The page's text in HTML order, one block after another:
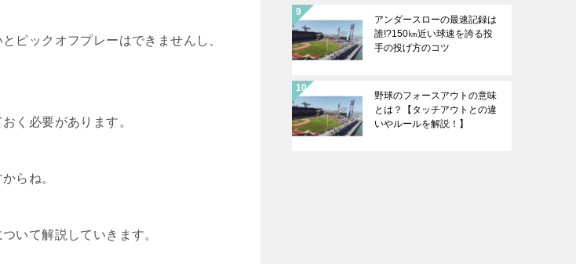
ピックオフプレーはできませんし、
おく必要があります。
らね。
いて解説していきます。
アンダースローの最速記録は
誰!?150㎞近い球速を誇る投
手の投げ方のコツ
野球のフォースアウトの意味
とは？【タッチアウトとの違
いやルールを解説！】